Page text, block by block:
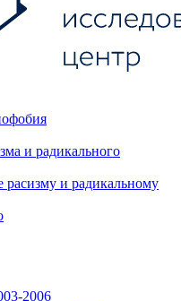
и радикального
расизму и радикальному
2006